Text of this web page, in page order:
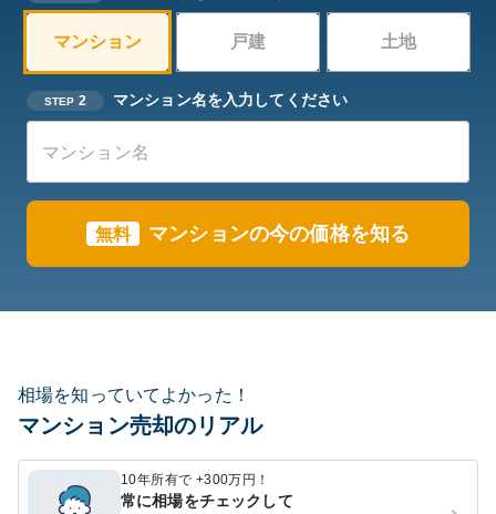
マンション 戸建 土地
STEP 2 マンション名を入力してください
無料 マンションの今の価格を知る
相場を知っていてよかった！
マンション売却のリアル
10年所有で +300万円！
常に相場をチェックして